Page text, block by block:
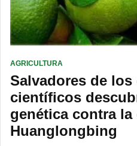
AGRICULTURA
Salvadores de
científicos
genética contra la
Huanglongbing